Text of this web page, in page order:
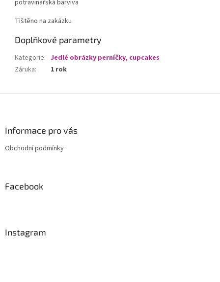
potravinářská barviva
Tištěno na zakázku
Doplňkové parametry
Kategorie: Jedlé obrázky perníčky, cupcakes
Záruka: 1 rok
Informace pro vás
Obchodní podmínky
Facebook
Instagram